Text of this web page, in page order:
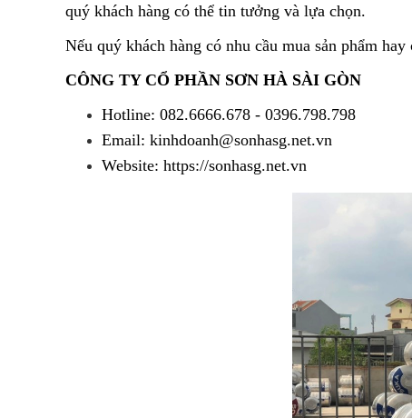
quý khách hàng có thể tin tưởng và lựa chọn.
Nếu quý khách hàng có nhu cầu mua sản phẩm
CÔNG TY CỔ PHẦN SƠN HÀ SÀI GÒN
Hotline: 082.6666.678 - 0396.798.798
Email: kinhdoanh@sonhasg.net.vn
Website: https://sonhasg.net.vn